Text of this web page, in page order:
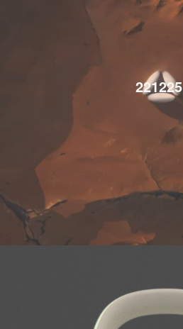
221225